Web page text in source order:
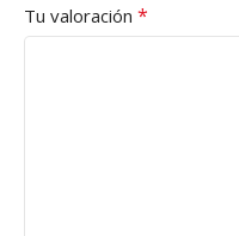
Tu valoración *